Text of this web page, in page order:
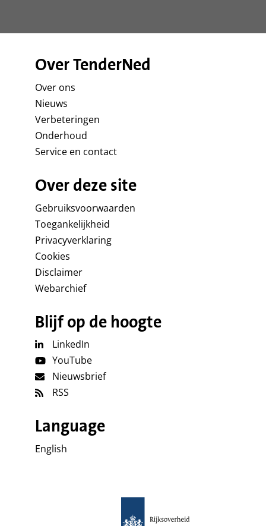
Over TenderNed
Over ons
Nieuws
Verbeteringen
Onderhoud
Service en contact
Over deze site
Gebruiksvoorwaarden
Toegankelijkheid
Privacyverklaring
Cookies
Disclaimer
Webarchief
Blijf op de hoogte
LinkedIn
YouTube
Nieuwsbrief
RSS
Language
English